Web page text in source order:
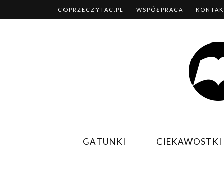
COPRZECZYTAC.PL WSPÓŁPRACA
GATUNKI CIEKAWOSTKI